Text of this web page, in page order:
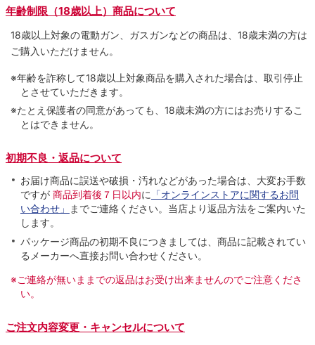
年齢制限（18歳以上）商品について
18歳以上対象の電動ガン、ガスガンなどの商品は、18歳未満の方は
ご購入いただけません。
※年齢を詐称して18歳以上対象商品を購入された場合は、取引停止
とさせていただきます。
※たとえ保護者の同意があっても、18歳未満の方にはお売りするこ
とはできません。
初期不良・返品について
お届け商品に誤送や破損・汚れなどがあった場合は、大変お手数
ですが 商品到着後７日以内に 「オンラインストアに関するお問
い合わせ」
までご連絡ください。当店より返品方法をご案内いた
します。
パッケージ商品の初期不良につきましては、商品に記載されてい
るメーカーへ直接お問い合わせください。
※ご連絡が無いままでの返品はお受け出来ませんのでご注意くださ
い。
ご注文内容変更・キャンセルについて